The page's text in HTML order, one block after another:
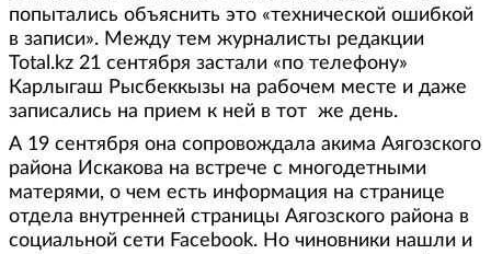
попытались объяснить это «технической ошибкой
в записи». Между тем журналисты редакции
Total.kz 21 сентября застали «по телефону»
Карлыгаш Рысбеккызы на рабочем месте и даже
записались на прием к ней в тот же день.
А 19 сентября она сопровождала акима Аягозского
района Искакова на встрече с многодетными
матерями, о чем есть информация на странице
отдела внутренней страницы Аягозского района в
социальной сети Facebook. Но чиновники нашли и